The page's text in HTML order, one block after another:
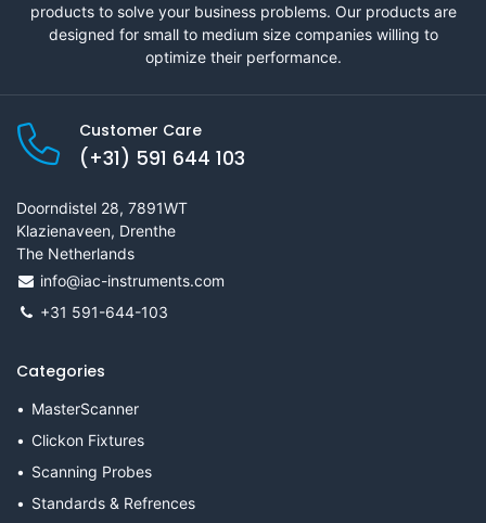
products to solve your business problems. Our products are
designed for small to medium size companies willing to
optimize their performance.
Customer Care
(+31) 591 644 103
Doorndistel 28, 7891WT
Klazienaveen, Drenthe
The Netherlands
info@iac-instruments.com
+31 591-644-103
Categories
MasterScanner
Clickon Fixtures
Scanning Probes
Standards & Refrences